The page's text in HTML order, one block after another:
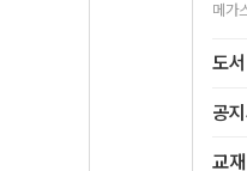
메가
도서
공
교